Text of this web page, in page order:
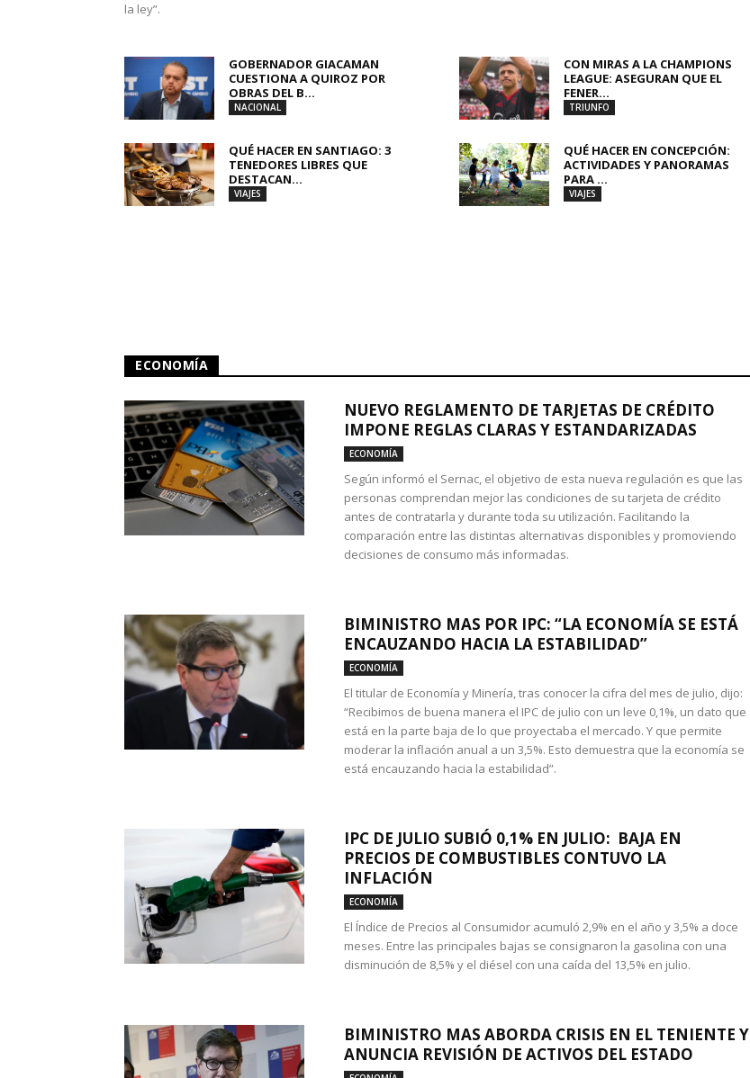
la ley”.
GOBERNADOR GIACAMAN
CUESTIONA A QUIROZ POR
OBRAS DEL B...
NACIONAL
CON MIRAS A LA CHAMPIONS
LEAGUE: ASEGURAN QUE EL
FENER...
TRIUNFO
QUÉ HACER EN SANTIAGO: 3
TENEDORES LIBRES QUE
DESTACAN...
VIAJES
QUÉ HACER EN CONCEPCIÓN:
ACTIVIDADES Y PANORAMAS
PARA ...
VIAJES
ECONOMÍA
NUEVO REGLAMENTO DE TARJETAS DE CRÉDITO
IMPONE REGLAS CLARAS Y ESTANDARIZADAS
ECONOMÍA
Según informó el Sernac, el objetivo de esta nueva regulación es que las
personas comprendan mejor las condiciones de su tarjeta de crédito
antes de contratarla y durante toda su utilización. Facilitando la
comparación entre las distintas alternativas disponibles y promoviendo
decisiones de consumo más informadas.
BIMINISTRO MAS POR IPC: “LA ECONOMÍA SE ESTÁ
ENCAUZANDO HACIA LA ESTABILIDAD”
ECONOMÍA
El titular de Economía y Minería, tras conocer la cifra del mes de julio, dijo:
“Recibimos de buena manera el IPC de julio con un leve 0,1%, un dato que
está en la parte baja de lo que proyectaba el mercado. Y que permite
moderar la inflación anual a un 3,5%. Esto demuestra que la economía se
está encauzando hacia la estabilidad”.
IPC DE JULIO SUBIÓ 0,1% EN JULIO: BAJA EN
PRECIOS DE COMBUSTIBLES CONTUVO LA
INFLACIÓN
ECONOMÍA
El Índice de Precios al Consumidor acumuló 2,9% en el año y 3,5% a doce
meses. Entre las principales bajas se consignaron la gasolina con una
disminución de 8,5% y el diésel con una caída del 13,5% en julio.
BIMINISTRO MAS ABORDA CRISIS EN EL TENIENTE Y
ANUNCIA REVISIÓN DE ACTIVOS DEL ESTADO